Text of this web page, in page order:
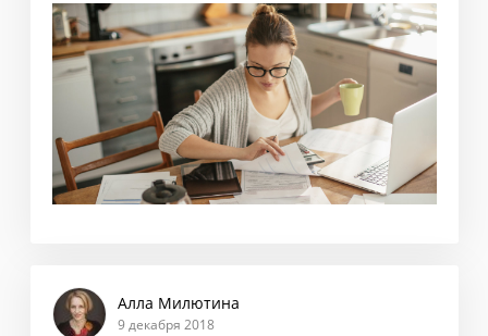
Алла Милютина
9 декабря 2018